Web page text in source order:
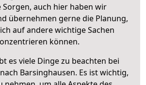
Sorgen, auch hier haben wir
übernehmen gerne die Planung,
auf andere wichtige Sachen
können.
es viele Dinge zu beachten bei
Barsinghausen. Es ist wichtig,